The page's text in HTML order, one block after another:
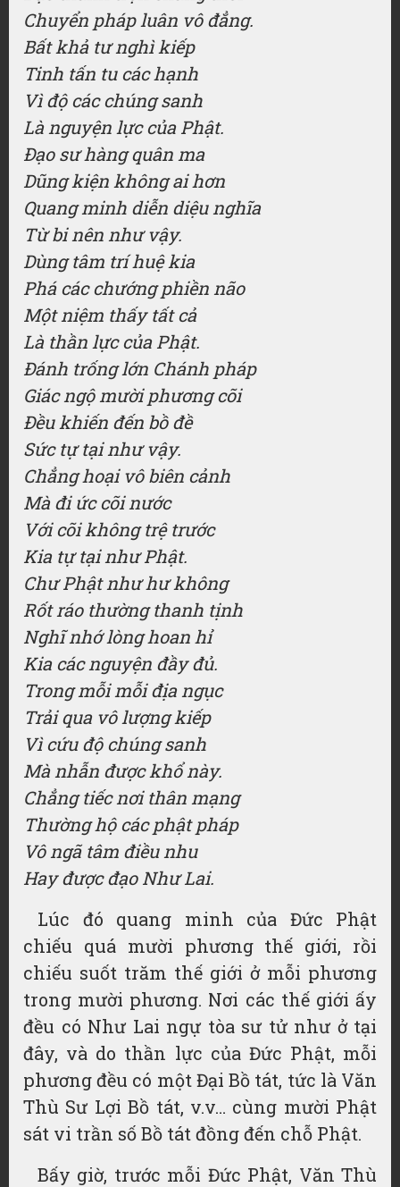
Chuyển pháp luân vô đẳng.
Bất khả tư nghì kiếp
Tinh tấn tu các hạnh
Vì độ các chúng sanh
Là nguyện lực của Phật.
Đạo sư hàng quân ma
Dũng kiện không ai hơn
Quang minh diễn diệu nghĩa
Từ bi nên như vậy.
Dùng tâm trí huệ kia
Phá các chướng phiền não
Một niệm thấy tất cả
Là thần lực của Phật.
Đánh trống lớn Chánh pháp
Giác ngộ mười phương cõi
Đều khiến đến bồ đề
Sức tự tại như vậy.
Chẳng hoại vô biên cảnh
Mà đi ức cõi nước
Với cõi không trệ trước
Kia tự tại như Phật.
Chư Phật như hư không
Rốt ráo thường thanh tịnh
Nghĩ nhớ lòng hoan hỉ
Kia các nguyện đầy đủ.
Trong mỗi mỗi địa ngục
Trải qua vô lượng kiếp
Vì cứu độ chúng sanh
Mà nhẫn được khổ này.
Chẳng tiếc nơi thân mạng
Thường hộ các phật pháp
Vô ngã tâm điều nhu
Hay được đạo Như Lai.
Lúc đó quang minh của Đức Phật
chiếu quá mười phương thế giới, rồi
chiếu suốt trăm thế giới ở mỗi phương
trong mười phương. Nơi các thế giới ấy
đều có Như Lai ngự tòa sư tử như ở tại
đây, và do thần lực của Đức Phật, mỗi
phương đều có một Đại Bồ tát, tức là Văn
Thù Sư Lợi Bồ tát, v.v… cùng mười Phật
sát vi trần số Bồ tát đồng đến chỗ Phật.
Bấy giờ, trước mỗi Đức Phật, Văn Thù